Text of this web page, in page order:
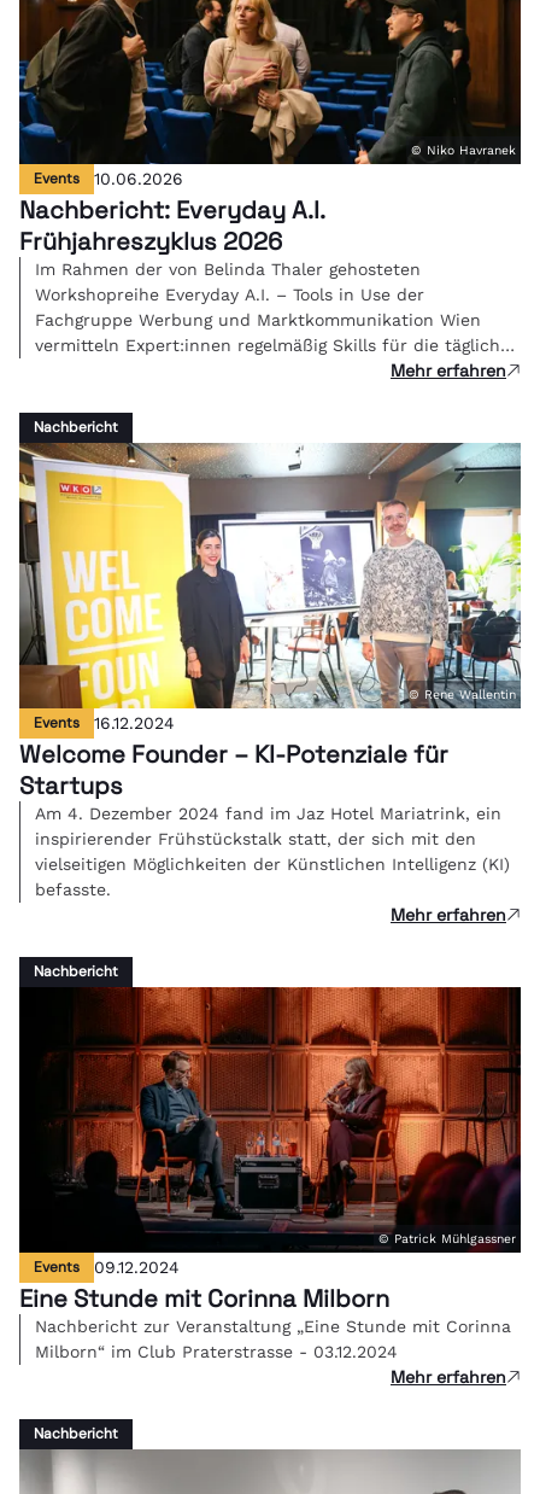
© Niko Havranek
Events 10.06.2026
Nachbericht: Everyday A.I.
Frühjahreszyklus 2026
Im Rahmen der von Belinda Thaler gehosteten
Workshopreihe Everyday A.I. – Tools in Use der
Fachgruppe Werbung und Marktkommunikation Wien
vermitteln Expert:innen regelmäßig Skills für die tägliche
Mehr erfahren
Nachbericht
© Rene Wallentin
Events 16.12.2024
Welcome Founder – KI-Potenziale für
Startups
Am 4. Dezember 2024 fand im Jaz Hotel Mariatrink, ein
inspirierender Frühstückstalk statt, der sich mit den
vielseitigen Möglichkeiten der Künstlichen Intelligenz (KI)
befasste.
Mehr erfahren
Nachbericht
© Patrick Mühlgassner
Events 09.12.2024
Eine Stunde mit Corinna Milborn
Nachbericht zur Veranstaltung „Eine Stunde mit Corinna
Milborn“ im Club Praterstrasse - 03.12.2024
Mehr erfahren
Nachbericht